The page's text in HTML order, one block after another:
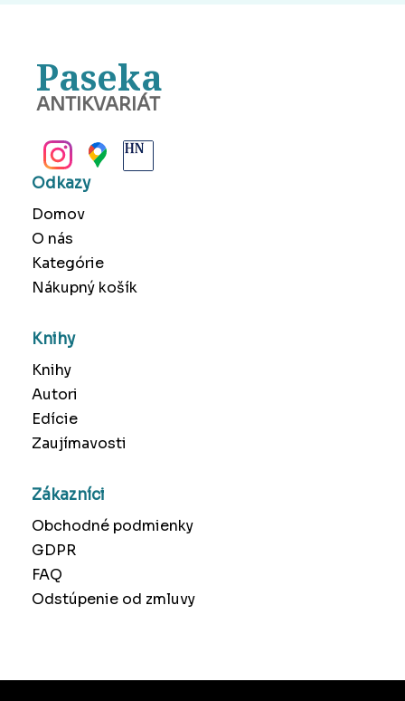
Paseka
ANTIKVARIÁT
Odkazy
Domov
O nás
Kategórie
Nákupný košík
Knihy
Knihy
Autori
Edície
Zaujímavosti
Zákazníci
Obchodné podmienky
GDPR
FAQ
Odstúpenie od zmluvy